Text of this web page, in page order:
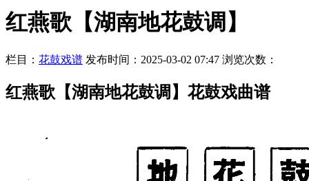
红燕歌【湖南地花鼓调】
栏目： 花鼓戏谱 发布时间：2025-03-02 07:47 浏览次数：
红燕歌【湖南地花鼓调】花鼓戏曲谱